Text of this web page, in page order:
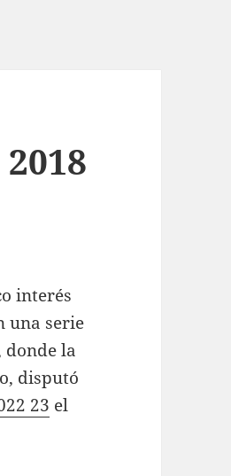
interés
una serie
donde la
disputó
23 el